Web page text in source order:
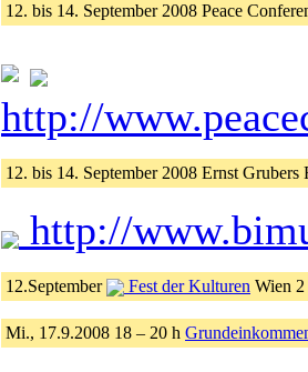
12. bis 14. September 2008 Peace
http://
12. bis 14. September 2008 Ernst Grubers
http://
12.September Fest der Kulturen Wien 2
Mi., 17.9.2008 18 – 20 h